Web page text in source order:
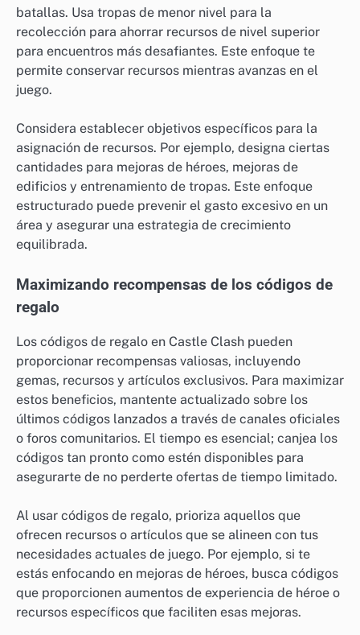
batallas. Usa tropas de menor nivel para la
recolección para ahorrar recursos de nivel superior
para encuentros más desafiantes. Este enfoque te
permite conservar recursos mientras avanzas en el
juego.
Considera establecer objetivos específicos para la
asignación de recursos. Por ejemplo, designa ciertas
cantidades para mejoras de héroes, mejoras de
edificios y entrenamiento de tropas. Este enfoque
estructurado puede prevenir el gasto excesivo en un
área y asegurar una estrategia de crecimiento
equilibrada.
Maximizando recompensas de los códigos de
regalo
Los códigos de regalo en Castle Clash pueden
proporcionar recompensas valiosas, incluyendo
gemas, recursos y artículos exclusivos. Para maximizar
estos beneficios, mantente actualizado sobre los
últimos códigos lanzados a través de canales oficiales
o foros comunitarios. El tiempo es esencial; canjea los
códigos tan pronto como estén disponibles para
asegurarte de no perderte ofertas de tiempo limitado.
Al usar códigos de regalo, prioriza aquellos que
ofrecen recursos o artículos que se alineen con tus
necesidades actuales de juego. Por ejemplo, si te
estás enfocando en mejoras de héroes, busca códigos
que proporcionen aumentos de experiencia de héroe o
recursos específicos que faciliten esas mejoras.